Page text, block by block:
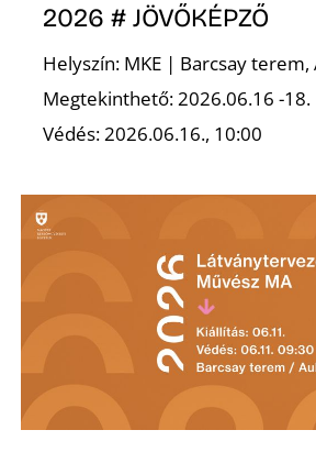
2026 # JÖVŐKÉPZŐ
Helyszín: MKE | Barcsay terem,
Megtekinthető: 2026.06.16 -18.
Védés: 2026.06.16., 10:00